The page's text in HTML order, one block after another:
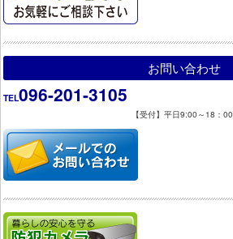
お問い合わせ
TEL096-201-3105
【受付】平日9:00～18：00